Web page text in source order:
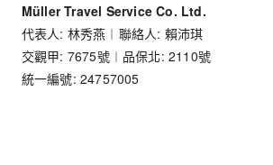
Müller Travel Service Co. Ltd.
代表人: 林秀燕︱聯絡人: 賴沛琪
交觀甲: 7675號︱品保北: 2110號
統一編號: 24757005